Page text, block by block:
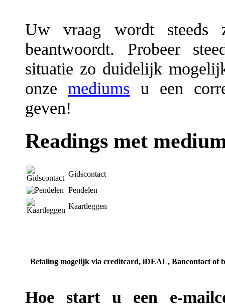
Uw vraag wordt steeds
beantwoordt. Probeer
situatie zo duidelijk
onzemediums u een
geven!
Readings met
Gidscontact
Pendelen
Kaartleggen
Betaling mogelijk via creditcard, iDEAL, Bancontact of
Hoe start u een e-